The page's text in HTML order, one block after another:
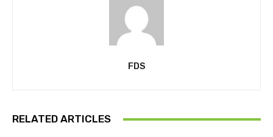
FDS
RELATED ARTICLES